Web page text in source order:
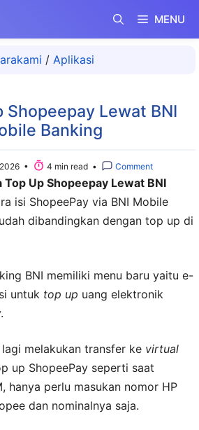
MENU
/ Aplikasi
Shopeepay Lewat BNI
Banking
• 4 min read • Comment
Top Up Shopeepay Lewat BNI
isi ShopeePay via BNI Mobile
dibandingkan dengan top up di
BNI memiliki menu baru yaitu e-
untuk top up uang elektronik
melakukan transfer ke virtual
up ShopeePay seperti saat
hanya perlu masukan nomor HP
dan nominalnya saja.